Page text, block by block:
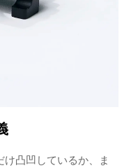
凸凹しているか、ま